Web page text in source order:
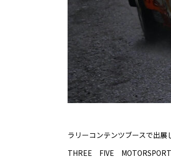
ラリーコンテンツブースで出展
THREE FIVE MOTORSPORT